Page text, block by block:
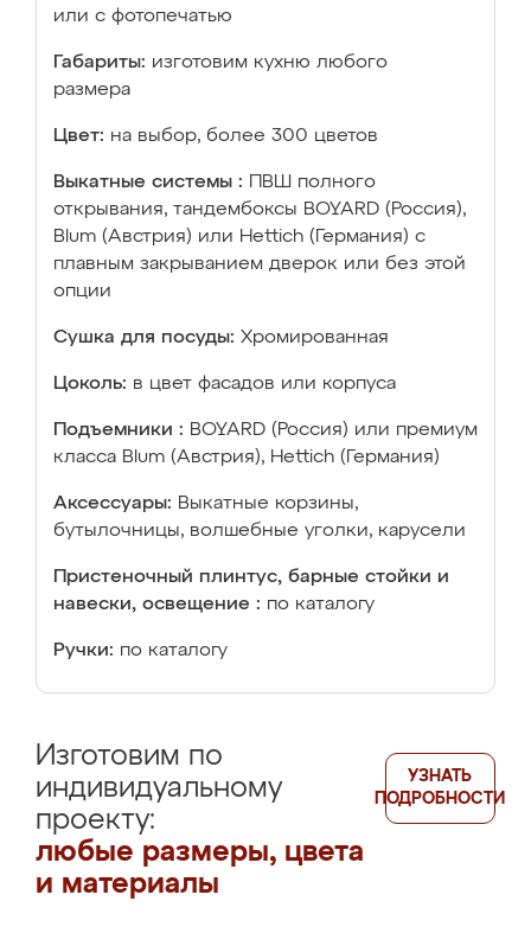
или с фотопечатью
Габариты: изготовим кухню любого
размера
Цвет: на выбор, более 300 цветов
Выкатные системы :
ПВШ полного
открывания, тандембоксы BOYARD (Россия),
Blum (Австрия) или Hettich (Германия) с
плавным закрыванием дверок или без этой
опции
Сушка для посуды: Хромированная
Цоколь: в цвет фасадов или корпуса
Подъемники : BOYARD (Россия) или премиум
класса Blum (Австрия), Hettich (Германия)
Аксессуары: Выкатные корзины,
бутылочницы, волшебные уголки, карусели
Пристеночный плинтус, барные стойки и
навески, освещение : по каталогу
Ручки: по каталогу
Изготовим по
индивидуальному
проекту:
любые размеры, цвета
и материалы
УЗНАТЬ
ПОДРОБНОСТИ